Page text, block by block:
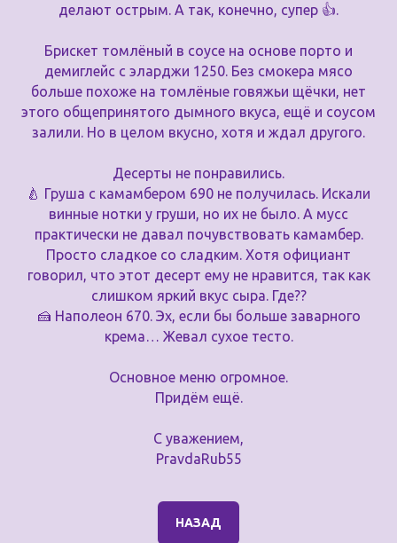
делают острым. А так, конечно, супер 👍.
Брискет томлёный в соусе на основе порто и
демиглейс с эларджи 1250. Без смокера мясо
больше похоже на томлёные говяжьи щёчки, нет
этого общепринятого дымного вкуса, ещё и соусом
залили. Но в целом вкусно, хотя и ждал другого.
Десерты не понравились.
🍐 Груша с камамбером 690 не получилась. Искали
винные нотки у груши, но их не было. А мусс
практически не давал почувствовать камамбер.
Просто сладкое со сладким. Хотя официант
говорил, что этот десерт ему не нравится, так как
слишком яркий вкус сыра. Где??
🍰 Наполеон 670. Эх, если бы больше заварного
крема… Жевал сухое тесто.
Основное меню огромное.
Придём ещё.
С уважением,
PravdaRub55
НАЗАД